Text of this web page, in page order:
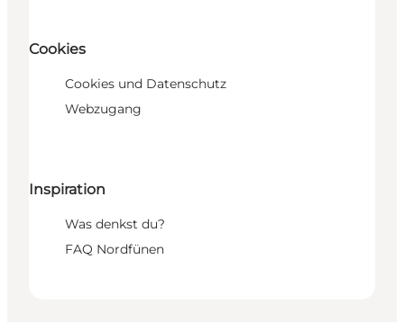
Cookies
Cookies und Datenschutz
Webzugang
Inspiration
Was denkst du?
FAQ Nordfünen